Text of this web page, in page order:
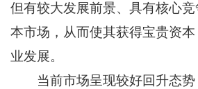
但有较大发展前景、具有核心
本市场，从而使其获得宝贵资
业发展。
当前市场呈现较好回升态势